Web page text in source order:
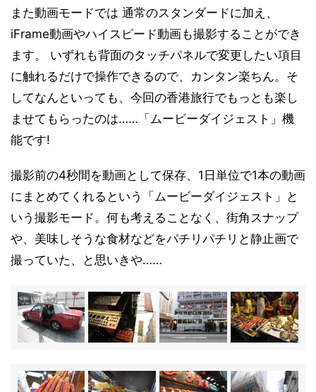
また動画モードでは 通常のスタンダードに加え、
iFrame動画やハイスピード動画も撮影することができ
ます。 いずれも背面のタッチパネルで変更したい項目
に触れるだけで操作できるので、カンタン楽ちん。そ
してなんといっても、今回の香港旅行でもっとも楽し
ませてもらったのは……「ムービーダイジェスト」機
能です!
撮影前の4秒間を動画として保存、1日単位で1本の動画
にまとめてくれるという「ムービーダイジェスト」と
いう撮影モード。何も考えることなく、街角スナップ
や、美味しそうな食材などをパチリパチリと静止画で
撮っていた、と思いきや……